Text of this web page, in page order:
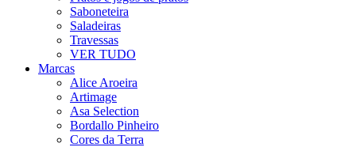
Saboneteira
Saladeiras
Travessas
VER TUDO
Marcas
Alice Aroeira
Artimage
Asa Selection
Bordallo Pinheiro
Cores da Terra